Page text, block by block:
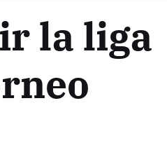
la liga